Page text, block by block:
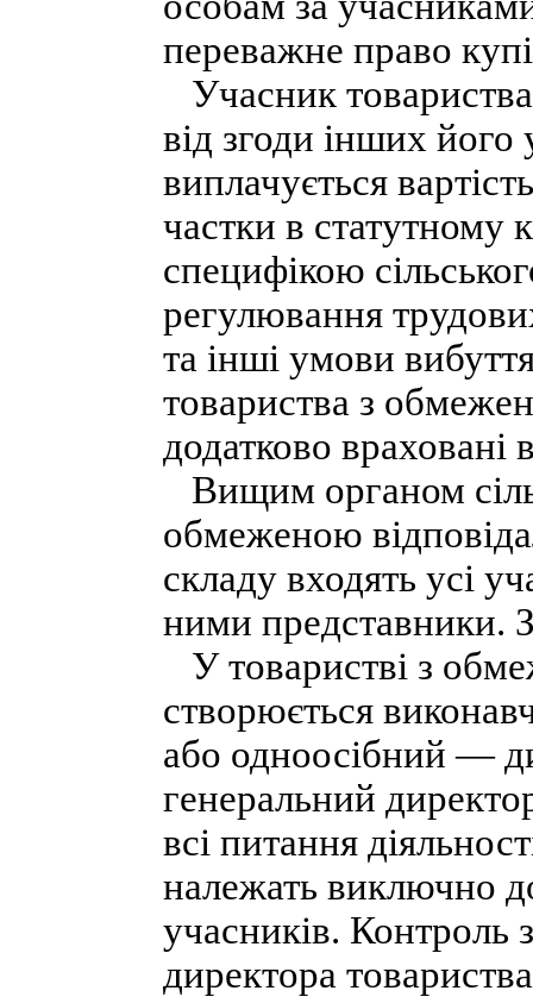
переважне право
Учасник
від згоди інших
виплачується
частки в статутному
специфікою
регулювання
та інші умови
товариства з
додатково враховані
Вищим органом
обмеженою
складу входять усі
ними представники.
У товаристві з
створюється
або одноосібний —
генеральний
всі питання
належать виключно
учасників. Контроль
директора